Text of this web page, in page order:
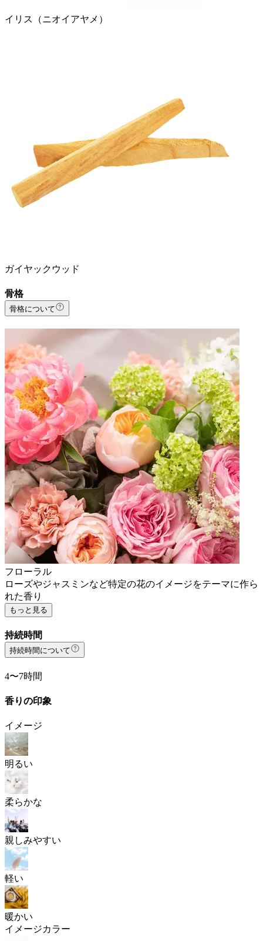
イリス（ニオイアヤメ）
ガイヤックウッド
骨格
骨格について
フローラル
ローズやジャスミンなど特定の花のイメージをテーマに作ら
れた香り
もっと見る
持続時間
持続時間について
4〜7時間
香りの印象
イメージ
明るい
柔らかな
親しみやすい
軽い
暖かい
イメージカラー